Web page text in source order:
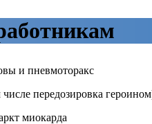
и пневмоторакс
передозировка
миокарда